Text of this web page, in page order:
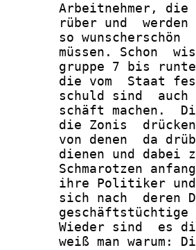
Arbeitnehmer, die
rüber und  werden
so wunscherschön
müssen. Schon
gruppe 7 bis
die vom  Staat
schuld sind  auch
schäft machen.
die Zonis
von denen  da
dienen und dabei
Schmarotzen
ihre Politiker
sich nach  deren
geschäftstüchtige
Wieder sind  es
weiß man warum: